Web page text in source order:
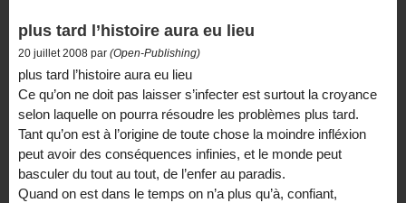
plus tard l’histoire aura eu lieu
20 juillet 2008 par (Open-Publishing)
plus tard l’histoire aura eu lieu
Ce qu’on ne doit pas laisser s’infecter est surtout la croyance
selon laquelle on pourra résoudre les problèmes plus tard.
Tant qu’on est à l’origine de toute chose la moindre infléxion
peut avoir des conséquences infinies, et le monde peut
basculer du tout au tout, de l’enfer au paradis.
Quand on est dans le temps on n’a plus qu’à, confiant,